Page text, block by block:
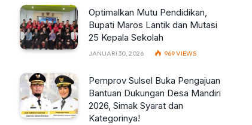
Optimalkan Mutu Pendidikan,
Bupati Maros Lantik dan Mutasi
25 Kepala Sekolah
JANUARI 30, 2026 969VIEWS
Pemprov Sulsel Buka Pengajuan
Bantuan Dukungan Desa Mandiri
2026, Simak Syarat dan
Kategorinya!